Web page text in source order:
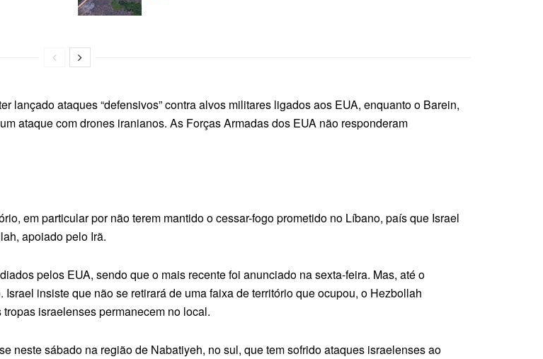
lançado ataques “defensivos” contra alvos militares ligados aos EUA, enquanto o Barein,
ataque com drones iranianos. As Forças Armadas dos EUA não responderam
em particular por não terem mantido o cessar-fogo prometido no Líbano, país que Israel
apoiado pelo Irã.
pelos EUA, sendo que o mais recente foi anunciado na sexta-feira. Mas, até o
insiste que não se retirará de uma faixa de território que ocupou, o Hezbollah
israelenses permanecem no local.
neste sábado na região de Nabatiyeh, no sul, que tem sofrido ataques israelenses ao